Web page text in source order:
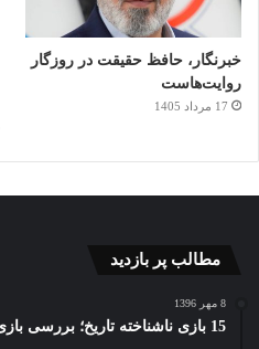
خبرنگار، حافظ حقیقت در روزگار
روایت‌هاست
17 مرداد 1405
مطالب پر بازدید
8 مهر 1396
15 بازی ناشناخته تاریخ؛ بررسی بازی های کمتر دیده شده نسل قبل